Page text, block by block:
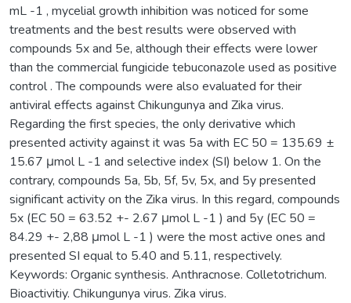
mL -1 , mycelial growth inhibition was noticed for some
treatments and the best results were observed with
compounds 5x and 5e, although their effects were lower
than the commercial fungicide tebuconazole used as positive
control . The compounds were also evaluated for their
antiviral effects against Chikungunya and Zika virus.
Regarding the first species, the only derivative which
presented activity against it was 5a with EC 50 = 135.69 ±
15.67 μmol L -1 and selective index (SI) below 1. On the
contrary, compounds 5a, 5b, 5f, 5v, 5x, and 5y presented
significant activity on the Zika virus. In this regard, compounds
5x (EC 50 = 63.52 +- 2.67 μmol L -1 ) and 5y (EC 50 =
84.29 +- 2,88 μmol L -1 ) were the most active ones and
presented SI equal to 5.40 and 5.11, respectively.
Keywords: Organic synthesis. Anthracnose. Colletotrichum.
Bioactivitiy. Chikungunya virus. Zika virus.